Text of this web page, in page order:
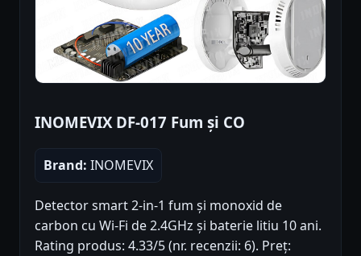
INOMEVIX DF-017 Fum și CO
Brand: INOMEVIX
Detector smart 2-in-1 fum și monoxid de
carbon cu Wi-Fi de 2.4GHz și baterie litiu 10 ani.
Rating produs: 4.33/5 (nr. recenzii: 6). Preț: